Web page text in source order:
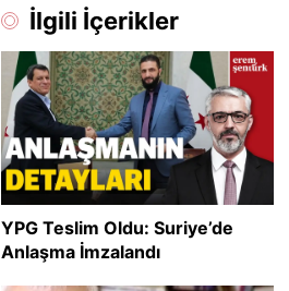
İlgili İçerikler
YPG Teslim Oldu: Suriye’de
Anlaşma İmzalandı